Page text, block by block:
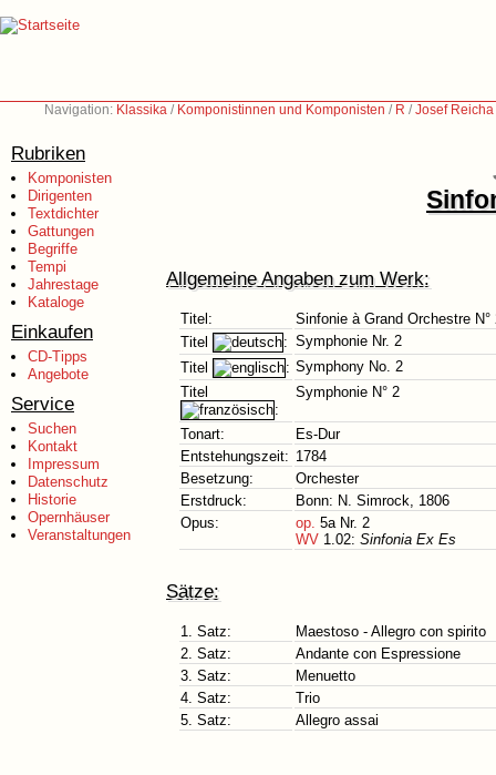
Navigation: Klassika / Komponistinnen und Komponisten / R /Josef
Rubriken
Komponisten
Dirigenten
Textdichter
Gattungen
Begriffe
Tempi
Jahrestage
Kataloge
Einkaufen
CD-Tipps
Angebote
Service
Suchen
Kontakt
Impressum
Datenschutz
Historie
Opernhäuser
Veranstaltungen
Allgemeine Angaben zum Werk:
Titel:
Sinfonie à Grand Orchestre N°
Titel
: Symphonie Nr. 2
Titel
: Symphony No. 2
Titel
:
Symphonie N° 2
Tonart:
Es-Dur
Entstehungszeit: 1784
Besetzung:
Orchester
Erstdruck:
Bonn: N. Simrock, 1806
Opus:
op. 5a Nr. 2
WV 1.02: Sinfonia Ex Es
Sätze:
1. Satz:
Maestoso - Allegro con spirito
2. Satz:
Andante con Espressione
3. Satz:
Menuetto
4. Satz:
Trio
5. Satz:
Allegro assai